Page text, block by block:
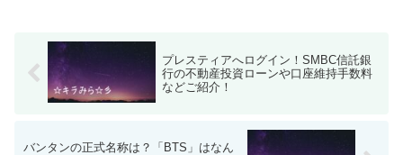
プレスティアへログイン！SMBC信託銀
行の不動産投資ローンや口座維持手数料
などご紹介！
バンタンの正式名称は？「BTS」はなん